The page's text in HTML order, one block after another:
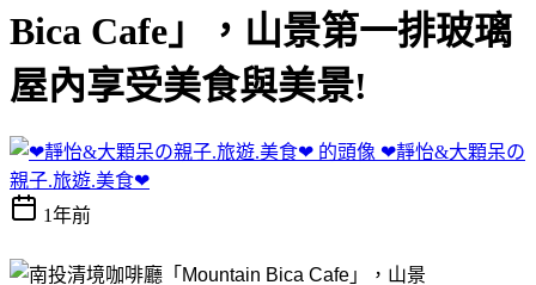
Bica Cafe」，山景第一排玻璃
屋內享受美食與美景!
❤靜怡&大顆呆の
親子.旅遊.美食❤
1年前